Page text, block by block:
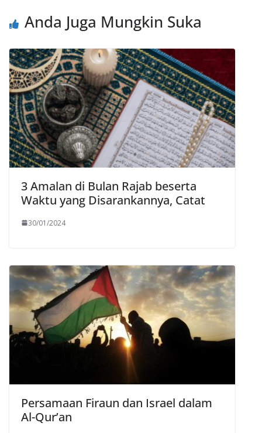
Anda Juga Mungkin Suka
3 Amalan di Bulan Rajab beserta
Waktu yang Disarankannya, Catat
30/01/2024
Persamaan Firaun dan Israel dalam
Al-Qur’an